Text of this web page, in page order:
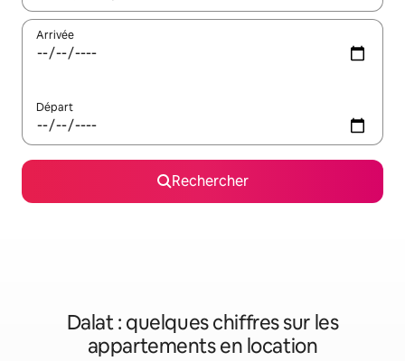
Arrivée
Départ
Rechercher
Dalat : quelques chiffres sur les
appartements en location